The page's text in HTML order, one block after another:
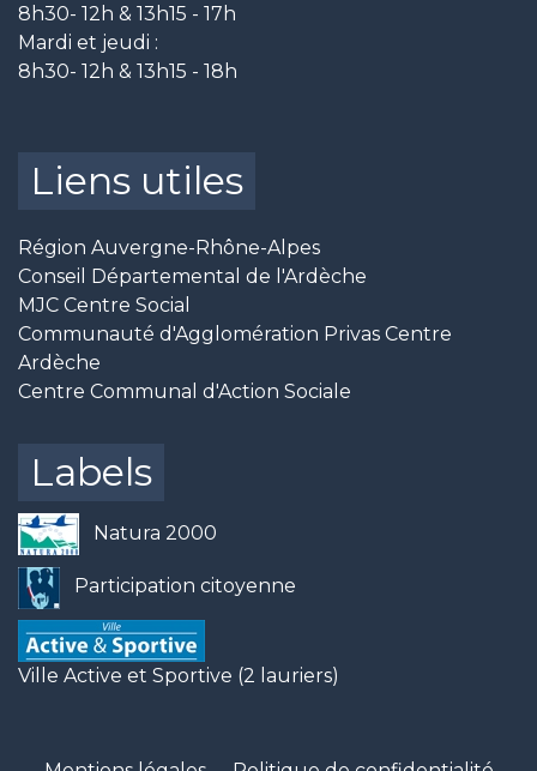
8h30- 12h & 13h15 - 17h
Mardi et jeudi :
8h30- 12h & 13h15 - 18h
Liens utiles
Région Auvergne-Rhône-Alpes
Conseil Départemental de l'Ardèche
MJC Centre Social
Communauté d'Agglomération Privas Centre
Ardèche
Centre Communal d'Action Sociale
Labels
Natura 2000
Participation citoyenne
Ville Active et Sportive (2 lauriers)